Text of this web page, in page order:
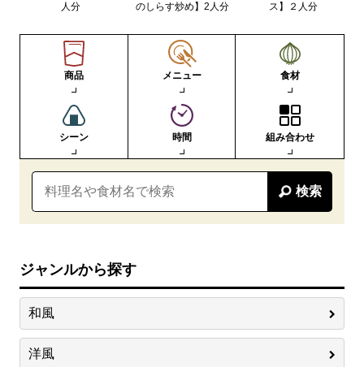
人分
のしらす炒め】2人分
ス】２人分
商品 メニュー 食材
シーン 時間 組み合わせ
検索
ジャンルから探す
和風
洋風